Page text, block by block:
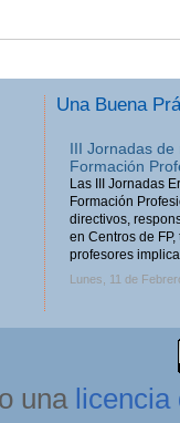
Una Buena
III Jornadas
Formación
Las III Jornadas
Formación
directivos,
en Centros de
profesores
Lunes, 11 de
una licencia